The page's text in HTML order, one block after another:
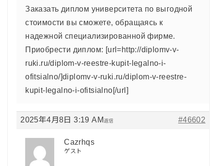
Заказать диплом университета по выгодной
стоимости вы сможете, обращаясь к
надежной специализированной фирме.
Приобрести диплом: [url=http://diplomv-v-
ruki.ru/diplom-v-reestre-kupit-legalno-i-
ofitsialno/]diplomv-v-ruki.ru/diplom-v-reestre-
kupit-legalno-i-ofitsialno[/url]
2025年4月8日 3:19 AM #46602
返信
Cazrhqs
ゲスト